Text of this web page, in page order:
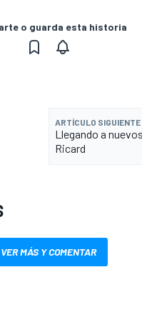
o guarda esta historia
ARTÍCULO SIGUIENTE
Llegando a
Ricard
VER MÁS Y COMENTAR